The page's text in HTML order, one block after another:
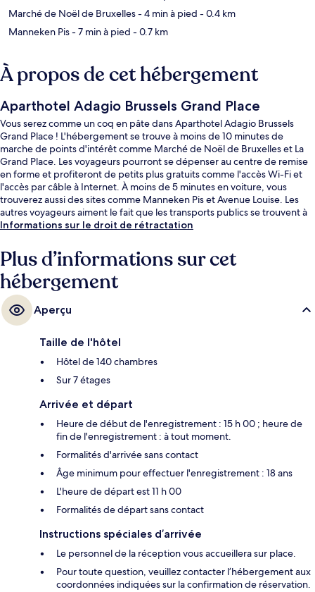
Marché de Noël de Bruxelles- 4 min à pied - 0.4 km
Manneken Pis- 7 min à pied - 0.7 km
À propos de cet hébergement
Aparthotel Adagio Brussels Grand Place
Vous serez comme un coq en pâte dans Aparthotel Adagio Brussels
Grand Place ! L'hébergement se trouve à moins de 10 minutes de
marche de points d'intérêt comme Marché de Noël de Bruxelles et La
Grand Place. Les voyageurs pourront se dépenser au centre de remise
en forme et profiteront de petits plus gratuits comme l'accès Wi-Fi et
l'accès par câble à Internet. À moins de 5 minutes en voiture, vous
trouverez aussi des sites comme Manneken Pis et Avenue Louise. Les
autres voyageurs aiment le fait que les transports publics se trouvent à
une courte distance de marche : Station De Brouckère est à 3 minutes à
Informations sur le droit de rétractation
Plus d’informations sur cet
hébergement
Aperçu
Taille de l'hôtel
Hôtel de 140 chambres
Sur 7 étages
Arrivée et départ
Heure de début de l'enregistrement : 15 h 00 ; heure de
fin de l'enregistrement : à tout moment.
Formalités d'arrivée sans contact
Âge minimum pour effectuer l'enregistrement : 18 ans
L'heure de départ est 11 h 00
Formalités de départ sans contact
Instructions spéciales d’arrivée
Le personnel de la réception vous accueillera sur place.
Pour toute question, veuillez contacter l’hébergement aux
coordonnées indiquées sur la confirmation de réservation.